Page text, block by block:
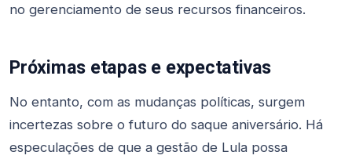
no gerenciamento de seus recursos financeiros.
Próximas etapas e expectativas
No entanto, com as mudanças políticas, surgem
incertezas sobre o futuro do saque aniversário. Há
especulações de que a gestão de Lula possa